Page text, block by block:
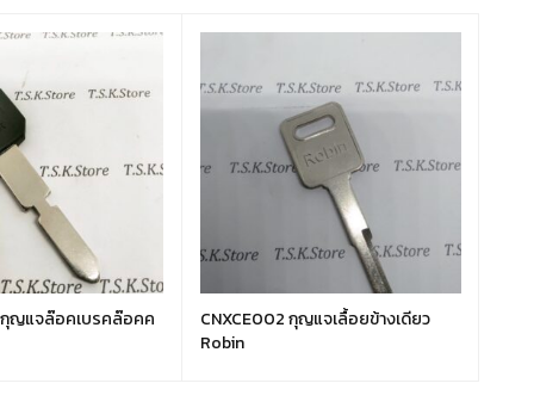
ญแจล๊อคเบรคล๊อคค
CNXCE002 กุญแจเลื้อยข้างเดียว
Robin